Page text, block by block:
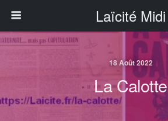
Laïcité Midi
18 Août 2022
La Calotte